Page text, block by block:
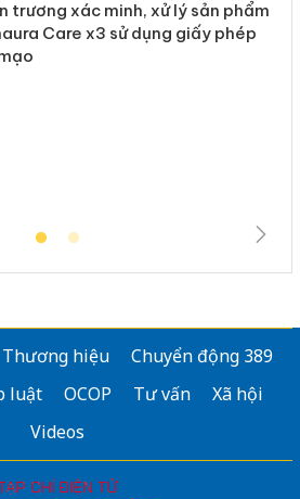
Thương hiệu
Chuyển động 389
luật
OCOP Tư vấn
Xã hội
Videos